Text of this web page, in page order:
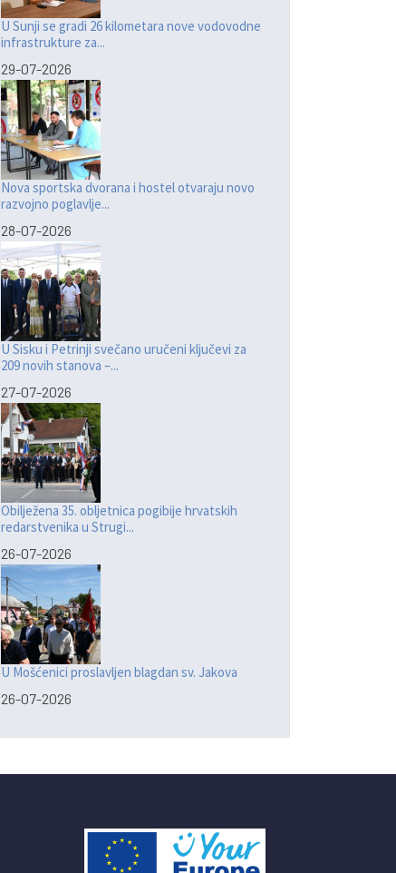
U Sunji se gradi 26 kilometara nove vodovodne
infrastrukture za...
29-07-2026
Nova sportska dvorana i hostel otvaraju novo
razvojno poglavlje...
28-07-2026
U Sisku i Petrinji svečano uručeni ključevi za
209 novih stanova –...
27-07-2026
Obilježena 35. obljetnica pogibije hrvatskih
redarstvenika u Strugi...
26-07-2026
U Mošćenici proslavljen blagdan sv. Jakova
26-07-2026